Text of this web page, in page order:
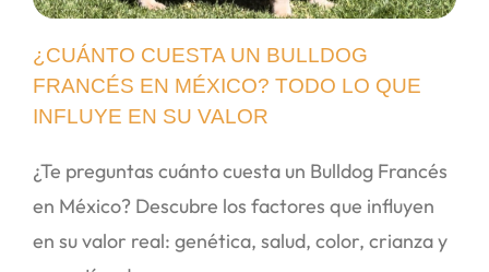
¿CUÁNTO CUESTA UN BULLDOG
FRANCÉS EN MÉXICO? TODO LO QUE
INFLUYE EN SU VALOR
¿Te preguntas cuánto cuesta un Bulldog Francés
en México? Descubre los factores que influyen
en su valor real: genética, salud, color, crianza y